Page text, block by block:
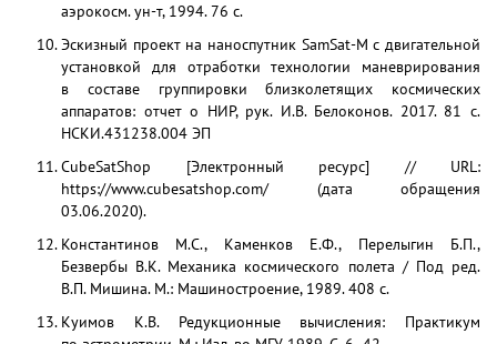
аэрокосм. ун-т, 1994. 76 с.
Эскизный проект на наноспутник SamSat-M с двигательной
установкой для отработки технологии маневрирования
в составе группировки близколетящих космических
аппаратов: отчет о НИР, рук. И.В. Белоконов. 2017. 81 с.
НСКИ.431238.004 ЭП
CubeSatShop [Электронный ресурс] // URL:
https://www.cubesatshop.com/ (дата обращения
03.06.2020).
Константинов М.С., Каменков Е.Ф., Перелыгин Б.П.,
Безвербы В.К. Механика космического полета / Под ред.
В.П. Мишина. М.: Машиностроение, 1989. 408 с.
Куимов К.В. Редукционные вычисления: Практикум